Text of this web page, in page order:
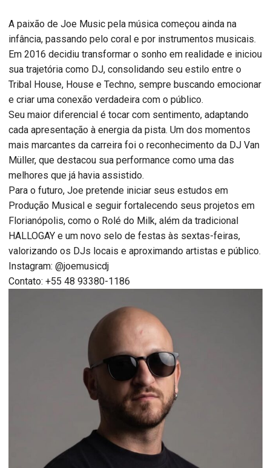
A paixão de Joe Music pela música começou ainda na
infância, passando pelo coral e por instrumentos musicais.
Em 2016 decidiu transformar o sonho em realidade e iniciou
sua trajetória como DJ, consolidando seu estilo entre o
Tribal House, House e Techno, sempre buscando emocionar
e criar uma conexão verdadeira com o público.
Seu maior diferencial é tocar com sentimento, adaptando
cada apresentação à energia da pista. Um dos momentos
mais marcantes da carreira foi o reconhecimento da DJ Van
Müller, que destacou sua performance como uma das
melhores que já havia assistido.
Para o futuro, Joe pretende iniciar seus estudos em
Produção Musical e seguir fortalecendo seus projetos em
Florianópolis, como o Rolé do Milk, além da tradicional
HALLOGAY e um novo selo de festas às sextas-feiras,
valorizando os DJs locais e aproximando artistas e público.
Instagram: @joemusicdj
Contato: +55 48 93380-1186